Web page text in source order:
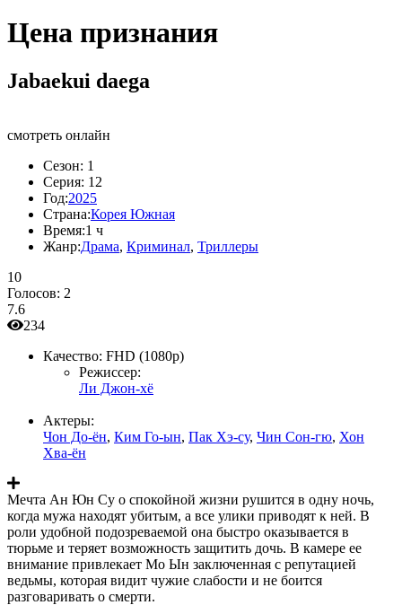
Цена признания
Jabaekui daega
смотреть онлайн
Сезон: 1
Серия: 12
Год:2025
Страна:Корея Южная
Время:1 ч
Жанр:Драма, Криминал, Триллеры
10
Голосов: 2
7.6
234
Качество: FHD (1080p)
Режиссер:
Ли Джон-хё
Актеры:
Чон До-ён, Ким Го-ын, Пак Хэ-су, Чин Сон-гю, Хон
Хва-ён
Мечта Ан Юн Су о спокойной жизни рушится в одну ночь,
когда мужа находят убитым, а все улики приводят к ней. В
роли удобной подозреваемой она быстро оказывается в
тюрьме и теряет возможность защитить дочь. В камере ее
внимание привлекает Мо Ын заключенная с репутацией
ведьмы, которая видит чужие слабости и не боится
разговаривать о смерти.